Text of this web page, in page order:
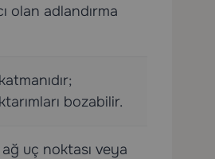
olan adlandırma
bozabilir.
uç noktası veya